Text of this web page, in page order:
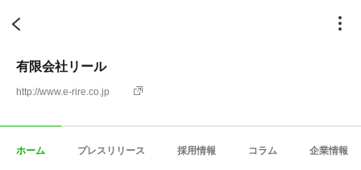
有限会社リール
http://www.e-rire.co.jp
ホーム プレスリリース 採用情報 コラム 企業情報